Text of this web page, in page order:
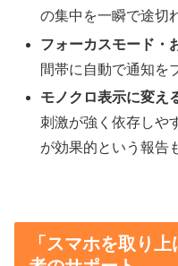
の集中を一瞬で途切
フォーカスモード・
間帯に自動で通知を
モノクロ表示に変え
刺激が強く依存しや
が効果的という報告
「スマホを取り